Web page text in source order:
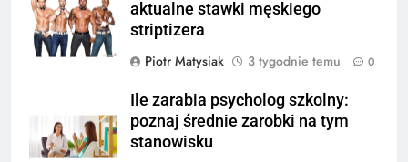
aktualne stawki męskiego
striptizera
Piotr Matysiak
3 tygodnie temu 0
Ile zarabia psycholog szkolny:
poznaj średnie zarobki na tym
stanowisku